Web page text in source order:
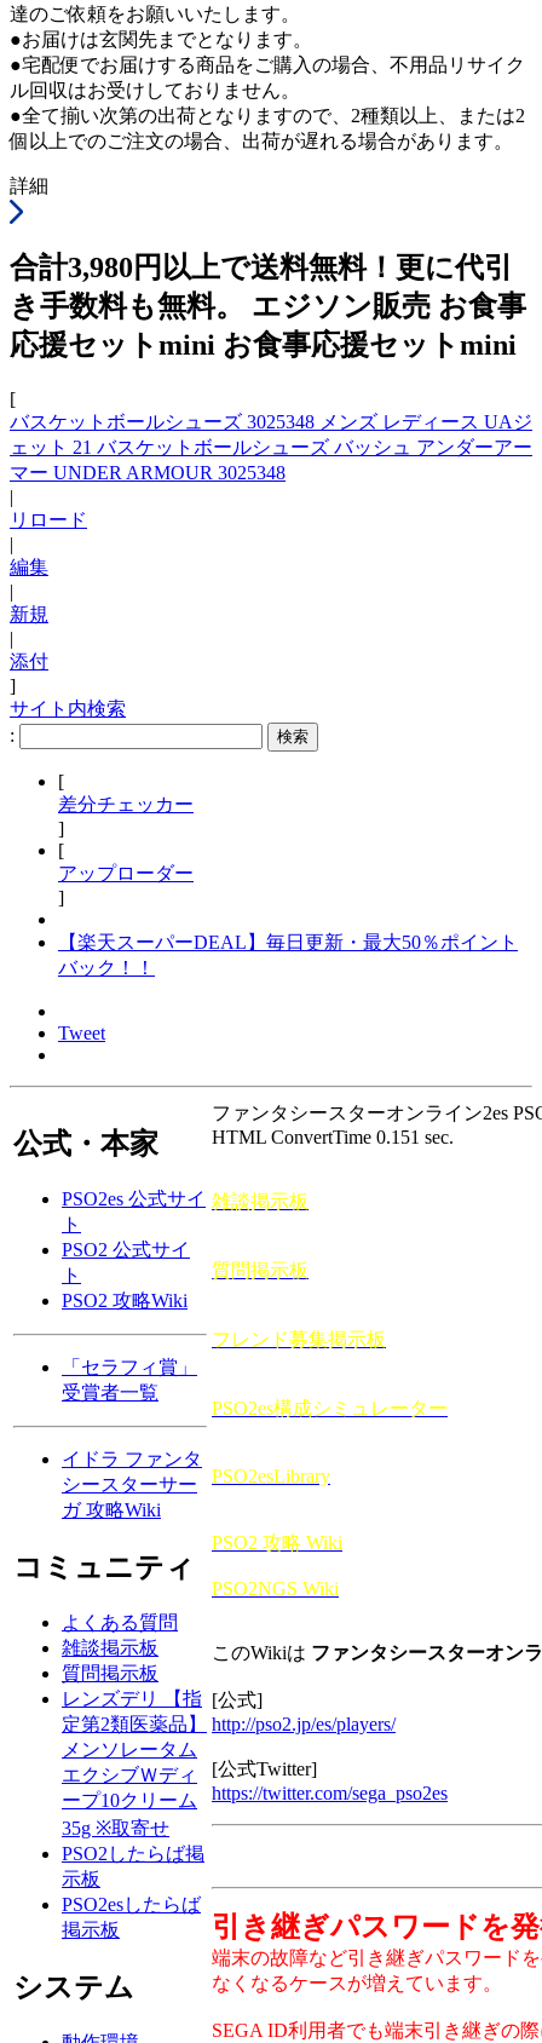
達のご依頼をお願いいたします。
●お届けは玄関先までとなります。
●宅配便でお届けする商品をご購入の場合、不用品リサイク
ル回収はお受けしておりません。
●全て揃い次第の出荷となりますので、2種類以上、または2
個以上でのご注文の場合、出荷が遅れる場合があります。
詳細
合計3,980円以上で送料無料！更に代引
き手数料も無料。 エジソン販売 お食事
応援セットmini お食事応援セットmini
[
バスケットボールシューズ 3025348 メンズ レディース UAジ
ェット 21 バスケットボールシューズ バッシュ アンダーアー
マー UNDER ARMOUR 3025348
|
リロード
|
編集
|
新規
|
添付
]
サイト内検索
:
[
差分チェッカー
]
[
アップローダー
]
【楽天スーパーDEAL】毎日更新・最大50％ポイント
バック！！
Tweet
公式・本家
PSO2es 公式サイ
ト
PSO2 公式サイ
ト
PSO2 攻略Wiki
「セラフィ賞」
受賞者一覧
イドラ ファンタ
シースターサー
ガ 攻略Wiki
コミュニティ
よくある質問
雑談掲示板
質問掲示板
レンズデリ 【指
定第2類医薬品】
メンソレータム
エクシブＷディ
ープ10クリーム
35g ※取寄せ
PSO2したらば掲
示板
PSO2esしたらば
掲示板
システム
ファンタシースターオンライン2es
HTML ConvertTime 0.151 sec.
雑談掲示板
質問掲示板
フレンド募集掲示板
PSO2es構成シミュレーター
PSO2esLibrary
PSO2 攻略 Wiki
PSO2NGS Wiki
このWikiは ファンタシースターオン
[公式]
http://pso2.jp/es/players/
[公式Twitter]
https://twitter.com/sega_pso2es
引き継ぎパスワードを
端末の故障など引き継ぎパスワード
なくなるケースが増えています。
SEGA ID利用者でも端末引き継ぎの